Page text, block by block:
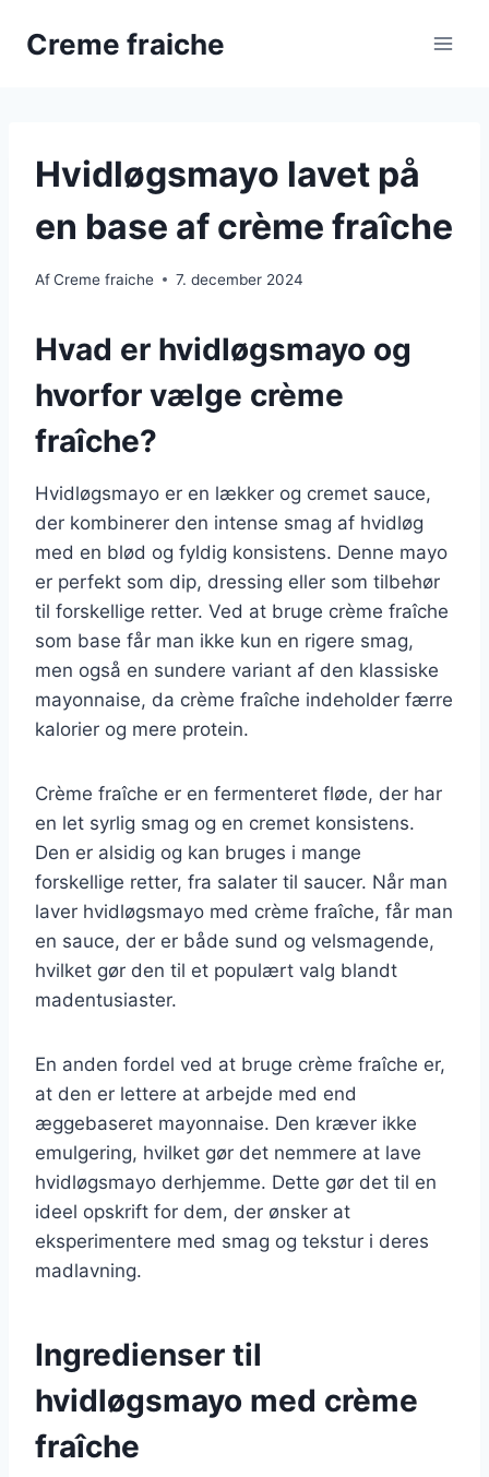
Creme fraiche
Hvidløgsmayo lavet på
en base af crème fraîche
AfCreme fraiche 7. december 2024
Hvad er hvidløgsmayo og
hvorfor vælge crème
fraîche?
Hvidløgsmayo er en lækker og cremet sauce,
der kombinerer den intense smag af hvidløg
med en blød og fyldig konsistens. Denne mayo
er perfekt som dip, dressing eller som tilbehør
til forskellige retter. Ved at bruge crème fraîche
som base får man ikke kun en rigere smag,
men også en sundere variant af den klassiske
mayonnaise, da crème fraîche indeholder færre
kalorier og mere protein.
Crème fraîche er en fermenteret fløde, der har
en let syrlig smag og en cremet konsistens.
Den er alsidig og kan bruges i mange
forskellige retter, fra salater til saucer. Når man
laver hvidløgsmayo med crème fraîche, får man
en sauce, der er både sund og velsmagende,
hvilket gør den til et populært valg blandt
madentusiaster.
En anden fordel ved at bruge crème fraîche er,
at den er lettere at arbejde med end
æggebaseret mayonnaise. Den kræver ikke
emulgering, hvilket gør det nemmere at lave
hvidløgsmayo derhjemme. Dette gør det til en
ideel opskrift for dem, der ønsker at
eksperimentere med smag og tekstur i deres
madlavning.
Ingredienser til
hvidløgsmayo med crème
fraîche